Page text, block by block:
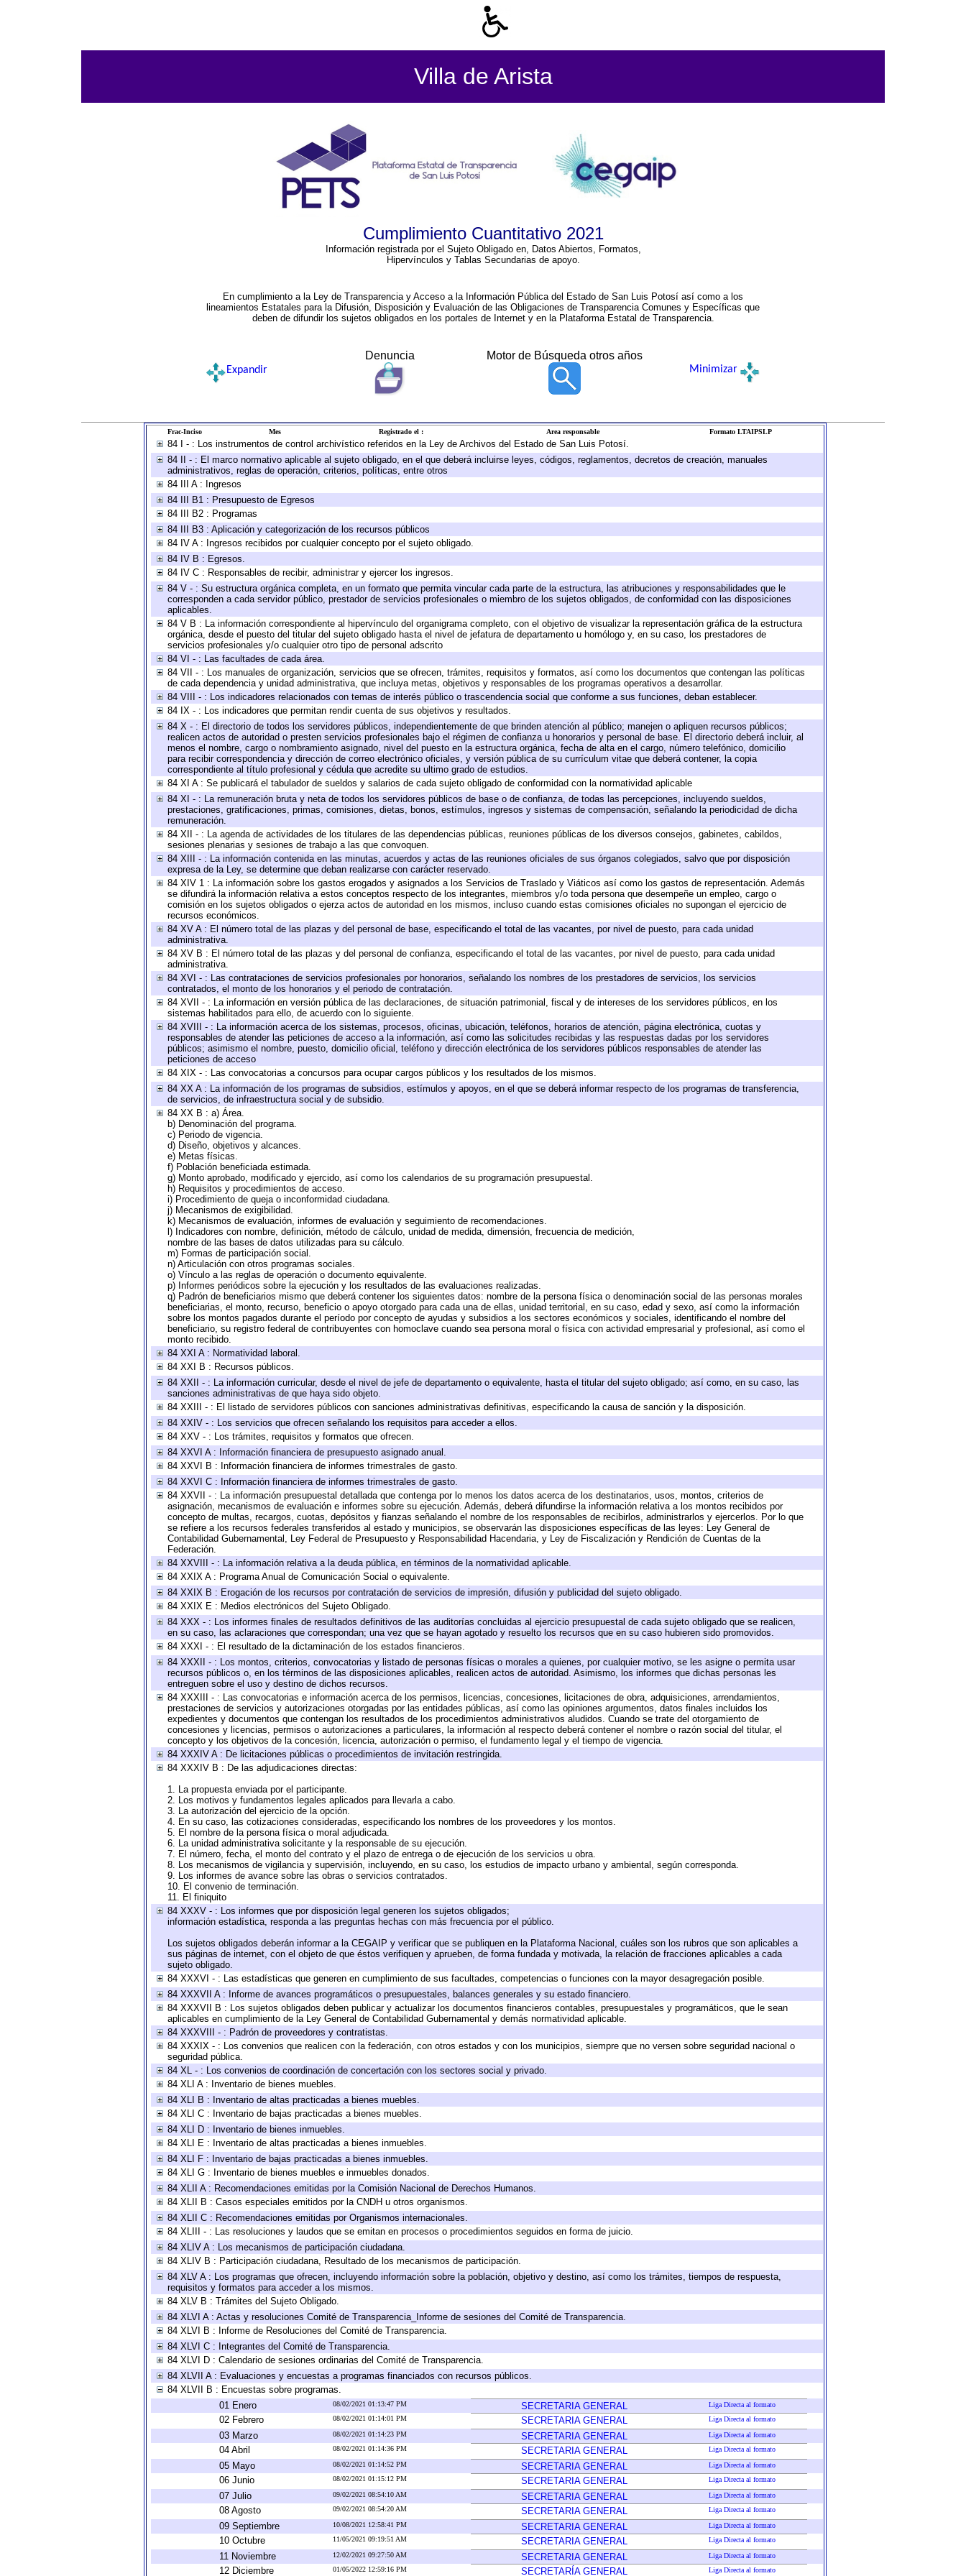
Villa de Arista
Cumplimiento Cuantitativo 2021
Información registrada por el Sujeto Obligado en, Datos Abiertos, Formatos,
Hipervínculos y Tablas Secundarias de apoyo.
En cumplimiento a la Ley de Transparencia y Acceso a la Información Pública del Estado de San Luis Potosí así como a los
lineamientos Estatales para la Difusión, Disposición y Evaluación de las Obligaciones de Transparencia Comunes y Específicas que
deben de difundir los sujetos obligados en los portales de Internet y en la Plataforma Estatal de Transparencia.
Denuncia Motor de Búsqueda otros años
Expandir Minimizar
Frac-Inciso Mes Registrado el : Area responsable Formato LTAIPSLP
84 I - : Los instrumentos de control archivístico referidos en la Ley de Archivos del Estado de San Luis Potosí.
84 II - : El marco normativo aplicable al sujeto obligado, en el que deberá incluirse leyes, códigos, reglamentos, decretos de creación, manuales
administrativos, reglas de operación, criterios, políticas, entre otros
84 III A : Ingresos
84 III B1 : Presupuesto de Egresos
84 III B2 : Programas
84 III B3 : Aplicación y categorización de los recursos públicos
84 IV A : Ingresos recibidos por cualquier concepto por el sujeto obligado.
84 IV B : Egresos.
84 IV C : Responsables de recibir, administrar y ejercer los ingresos.
84 V - : Su estructura orgánica completa, en un formato que permita vincular cada parte de la estructura, las atribuciones y responsabilidades que le
corresponden a cada servidor público, prestador de servicios profesionales o miembro de los sujetos obligados, de conformidad con las disposiciones
aplicables.
84 V B : La información correspondiente al hipervínculo del organigrama completo, con el objetivo de visualizar la representación gráfica de la estructura
orgánica, desde el puesto del titular del sujeto obligado hasta el nivel de jefatura de departamento u homólogo y, en su caso, los prestadores de
servicios profesionales y/o cualquier otro tipo de personal adscrito
84 VI - : Las facultades de cada área.
84 VII - : Los manuales de organización, servicios que se ofrecen, trámites, requisitos y formatos, así como los documentos que contengan las políticas
de cada dependencia y unidad administrativa, que incluya metas, objetivos y responsables de los programas operativos a desarrollar.
84 VIII - : Los indicadores relacionados con temas de interés público o trascendencia social que conforme a sus funciones, deban establecer.
84 IX - : Los indicadores que permitan rendir cuenta de sus objetivos y resultados.
84 X - : El directorio de todos los servidores públicos, independientemente de que brinden atención al público; manejen o apliquen recursos públicos;
realicen actos de autoridad o presten servicios profesionales bajo el régimen de confianza u honorarios y personal de base. El directorio deberá incluir, al
menos el nombre, cargo o nombramiento asignado, nivel del puesto en la estructura orgánica, fecha de alta en el cargo, número telefónico, domicilio
para recibir correspondencia y dirección de correo electrónico oficiales, y versión pública de su currículum vitae que deberá contener, la copia
correspondiente al título profesional y cédula que acredite su ultimo grado de estudios.
84 XI A : Se publicará el tabulador de sueldos y salarios de cada sujeto obligado de conformidad con la normatividad aplicable
84 XI - : La remuneración bruta y neta de todos los servidores públicos de base o de confianza, de todas las percepciones, incluyendo sueldos,
prestaciones, gratificaciones, primas, comisiones, dietas, bonos, estímulos, ingresos y sistemas de compensación, señalando la periodicidad de dicha
remuneración.
84 XII - : La agenda de actividades de los titulares de las dependencias públicas, reuniones públicas de los diversos consejos, gabinetes, cabildos,
sesiones plenarias y sesiones de trabajo a las que convoquen.
84 XIII - : La información contenida en las minutas, acuerdos y actas de las reuniones oficiales de sus órganos colegiados, salvo que por disposición
expresa de la Ley, se determine que deban realizarse con carácter reservado.
84 XIV 1 : La información sobre los gastos erogados y asignados a los Servicios de Traslado y Viáticos así como los gastos de representación. Además
se difundirá la información relativa a estos conceptos respecto de los integrantes, miembros y/o toda persona que desempeñe un empleo, cargo o
comisión en los sujetos obligados o ejerza actos de autoridad en los mismos, incluso cuando estas comisiones oficiales no supongan el ejercicio de
recursos económicos.
84 XV A : El número total de las plazas y del personal de base, especificando el total de las vacantes, por nivel de puesto, para cada unidad
administrativa.
84 XV B : El número total de las plazas y del personal de confianza, especificando el total de las vacantes, por nivel de puesto, para cada unidad
administrativa.
84 XVI - : Las contrataciones de servicios profesionales por honorarios, señalando los nombres de los prestadores de servicios, los servicios
contratados, el monto de los honorarios y el periodo de contratación.
84 XVII - : La información en versión pública de las declaraciones, de situación patrimonial, fiscal y de intereses de los servidores públicos, en los
sistemas habilitados para ello, de acuerdo con lo siguiente.
84 XVIII - : La información acerca de los sistemas, procesos, oficinas, ubicación, teléfonos, horarios de atención, página electrónica, cuotas y
responsables de atender las peticiones de acceso a la información, así como las solicitudes recibidas y las respuestas dadas por los servidores
públicos; asimismo el nombre, puesto, domicilio oficial, teléfono y dirección electrónica de los servidores públicos responsables de atender las
peticiones de acceso
84 XIX - : Las convocatorias a concursos para ocupar cargos públicos y los resultados de los mismos.
84 XX A : La información de los programas de subsidios, estímulos y apoyos, en el que se deberá informar respecto de los programas de transferencia,
de servicios, de infraestructura social y de subsidio.
84 XX B : a) Área.
b) Denominación del programa.
c) Periodo de vigencia.
d) Diseño, objetivos y alcances.
e) Metas físicas.
f) Población beneficiada estimada.
g) Monto aprobado, modificado y ejercido, así como los calendarios de su programación presupuestal.
h) Requisitos y procedimientos de acceso.
i) Procedimiento de queja o inconformidad ciudadana.
j) Mecanismos de exigibilidad.
k) Mecanismos de evaluación, informes de evaluación y seguimiento de recomendaciones.
l) Indicadores con nombre, definición, método de cálculo, unidad de medida, dimensión, frecuencia de medición,
nombre de las bases de datos utilizadas para su cálculo.
m) Formas de participación social.
n) Articulación con otros programas sociales.
o) Vínculo a las reglas de operación o documento equivalente.
p) Informes periódicos sobre la ejecución y los resultados de las evaluaciones realizadas.
q) Padrón de beneficiarios mismo que deberá contener los siguientes datos: nombre de la persona física o denominación social de las personas morales
beneficiarias, el monto, recurso, beneficio o apoyo otorgado para cada una de ellas, unidad territorial, en su caso, edad y sexo, así como la información
sobre los montos pagados durante el período por concepto de ayudas y subsidios a los sectores económicos y sociales, identificando el nombre del
beneficiario, su registro federal de contribuyentes con homoclave cuando sea persona moral o física con actividad empresarial y profesional, así como el
monto recibido.
84 XXI A : Normatividad laboral.
84 XXI B : Recursos públicos.
84 XXII - : La información curricular, desde el nivel de jefe de departamento o equivalente, hasta el titular del sujeto obligado; así como, en su caso, las
sanciones administrativas de que haya sido objeto.
84 XXIII - : El listado de servidores públicos con sanciones administrativas definitivas, especificando la causa de sanción y la disposición.
84 XXIV - : Los servicios que ofrecen señalando los requisitos para acceder a ellos.
84 XXV - : Los trámites, requisitos y formatos que ofrecen.
84 XXVI A : Información financiera de presupuesto asignado anual.
84 XXVI B : Información financiera de informes trimestrales de gasto.
84 XXVI C : Información financiera de informes trimestrales de gasto.
84 XXVII - : La información presupuestal detallada que contenga por lo menos los datos acerca de los destinatarios, usos, montos, criterios de
asignación, mecanismos de evaluación e informes sobre su ejecución. Además, deberá difundirse la información relativa a los montos recibidos por
concepto de multas, recargos, cuotas, depósitos y fianzas señalando el nombre de los responsables de recibirlos, administrarlos y ejercerlos. Por lo que
se refiere a los recursos federales transferidos al estado y municipios, se observarán las disposiciones específicas de las leyes: Ley General de
Contabilidad Gubernamental, Ley Federal de Presupuesto y Responsabilidad Hacendaria, y Ley de Fiscalización y Rendición de Cuentas de la
Federación.
84 XXVIII - : La información relativa a la deuda pública, en términos de la normatividad aplicable.
84 XXIX A : Programa Anual de Comunicación Social o equivalente.
84 XXIX B : Erogación de los recursos por contratación de servicios de impresión, difusión y publicidad del sujeto obligado.
84 XXIX E : Medios electrónicos del Sujeto Obligado.
84 XXX - : Los informes finales de resultados definitivos de las auditorías concluidas al ejercicio presupuestal de cada sujeto obligado que se realicen,
en su caso, las aclaraciones que correspondan; una vez que se hayan agotado y resuelto los recursos que en su caso hubieren sido promovidos.
84 XXXI - : El resultado de la dictaminación de los estados financieros.
84 XXXII - : Los montos, criterios, convocatorias y listado de personas físicas o morales a quienes, por cualquier motivo, se les asigne o permita usar
recursos públicos o, en los términos de las disposiciones aplicables, realicen actos de autoridad. Asimismo, los informes que dichas personas les
entreguen sobre el uso y destino de dichos recursos.
84 XXXIII - : Las convocatorias e información acerca de los permisos, licencias, concesiones, licitaciones de obra, adquisiciones, arrendamientos,
prestaciones de servicios y autorizaciones otorgadas por las entidades públicas, así como las opiniones argumentos, datos finales incluidos los
expedientes y documentos que contengan los resultados de los procedimientos administrativos aludidos. Cuando se trate del otorgamiento de
concesiones y licencias, permisos o autorizaciones a particulares, la información al respecto deberá contener el nombre o razón social del titular, el
concepto y los objetivos de la concesión, licencia, autorización o permiso, el fundamento legal y el tiempo de vigencia.
84 XXXIV A : De licitaciones públicas o procedimientos de invitación restringida.
84 XXXIV B : De las adjudicaciones directas:
1. La propuesta enviada por el participante.
2. Los motivos y fundamentos legales aplicados para llevarla a cabo.
3. La autorización del ejercicio de la opción.
4. En su caso, las cotizaciones consideradas, especificando los nombres de los proveedores y los montos.
5. El nombre de la persona física o moral adjudicada.
6. La unidad administrativa solicitante y la responsable de su ejecución.
7. El número, fecha, el monto del contrato y el plazo de entrega o de ejecución de los servicios u obra.
8. Los mecanismos de vigilancia y supervisión, incluyendo, en su caso, los estudios de impacto urbano y ambiental, según corresponda.
9. Los informes de avance sobre las obras o servicios contratados.
10. El convenio de terminación.
11. El finiquito
84 XXXV - : Los informes que por disposición legal generen los sujetos obligados;
información estadística, responda a las preguntas hechas con más frecuencia por el público.
Los sujetos obligados deberán informar a la CEGAIP y verificar que se publiquen en la Plataforma Nacional, cuáles son los rubros que son aplicables a
sus páginas de internet, con el objeto de que éstos verifiquen y aprueben, de forma fundada y motivada, la relación de fracciones aplicables a cada
sujeto obligado.
84 XXXVI - : Las estadísticas que generen en cumplimiento de sus facultades, competencias o funciones con la mayor desagregación posible.
84 XXXVII A : Informe de avances programáticos o presupuestales, balances generales y su estado financiero.
84 XXXVII B : Los sujetos obligados deben publicar y actualizar los documentos financieros contables, presupuestales y programáticos, que le sean
aplicables en cumplimiento de la Ley General de Contabilidad Gubernamental y demás normatividad aplicable.
84 XXXVIII - : Padrón de proveedores y contratistas.
84 XXXIX - : Los convenios que realicen con la federación, con otros estados y con los municipios, siempre que no versen sobre seguridad nacional o
seguridad pública.
84 XL - : Los convenios de coordinación de concertación con los sectores social y privado.
84 XLI A : Inventario de bienes muebles.
84 XLI B : Inventario de altas practicadas a bienes muebles.
84 XLI C : Inventario de bajas practicadas a bienes muebles.
84 XLI D : Inventario de bienes inmuebles.
84 XLI E : Inventario de altas practicadas a bienes inmuebles.
84 XLI F : Inventario de bajas practicadas a bienes inmuebles.
84 XLI G : Inventario de bienes muebles e inmuebles donados.
84 XLII A : Recomendaciones emitidas por la Comisión Nacional de Derechos Humanos.
84 XLII B : Casos especiales emitidos por la CNDH u otros organismos.
84 XLII C : Recomendaciones emitidas por Organismos internacionales.
84 XLIII - : Las resoluciones y laudos que se emitan en procesos o procedimientos seguidos en forma de juicio.
84 XLIV A : Los mecanismos de participación ciudadana.
84 XLIV B : Participación ciudadana, Resultado de los mecanismos de participación.
84 XLV A : Los programas que ofrecen, incluyendo información sobre la población, objetivo y destino, así como los trámites, tiempos de respuesta,
requisitos y formatos para acceder a los mismos.
84 XLV B : Trámites del Sujeto Obligado.
84 XLVI A : Actas y resoluciones Comité de Transparencia_Informe de sesiones del Comité de Transparencia.
84 XLVI B : Informe de Resoluciones del Comité de Transparencia.
84 XLVI C : Integrantes del Comité de Transparencia.
84 XLVI D : Calendario de sesiones ordinarias del Comité de Transparencia.
84 XLVII A : Evaluaciones y encuestas a programas financiados con recursos públicos.
84 XLVII B : Encuestas sobre programas.
01 Enero
08/02/2021 01:13:47 PM SECRETARIA GENERAL Liga Directa al formato
02 Febrero 08/02/2021 01:14:01 PM SECRETARIA GENERAL Liga Directa al formato
03 Marzo 08/02/2021 01:14:23 PM SECRETARIA GENERAL Liga Directa al formato
04 Abril 08/02/2021 01:14:36 PM SECRETARIA GENERAL Liga Directa al formato
05 Mayo 08/02/2021 01:14:52 PM SECRETARIA GENERAL Liga Directa al formato
06 Junio 08/02/2021 01:15:12 PM SECRETARIA GENERAL Liga Directa al formato
07 Julio 09/02/2021 08:54:10 AM SECRETARIA GENERAL Liga Directa al formato
08 Agosto 09/02/2021 08:54:20 AM SECRETARIA GENERAL Liga Directa al formato
09 Septiembre 10/08/2021 12:58:41 PM SECRETARIA GENERAL Liga Directa al formato
10 Octubre 11/05/2021 09:19:51 AM SECRETARIA GENERAL Liga Directa al formato
11 Noviembre 12/02/2021 09:27:50 AM SECRETARIA GENERAL Liga Directa al formato
12 Diciembre 01/05/2022 12:59:16 PM SECRETARÍA GENERAL Liga Directa al formato